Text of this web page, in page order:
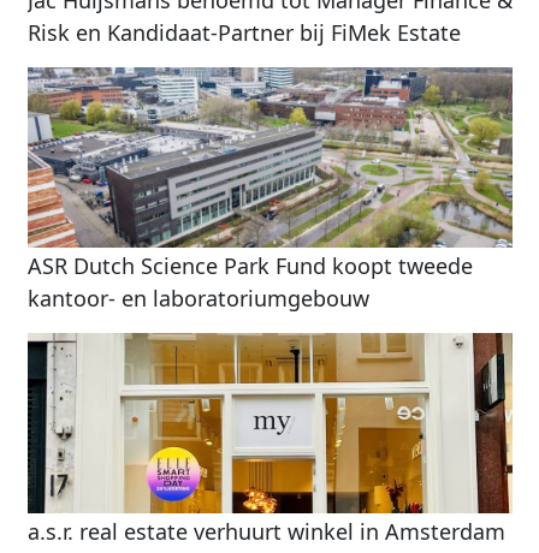
Risk en Kandidaat-Partner bij FiMek Estate
ASR Dutch Science Park Fund koopt tweede
kantoor- en laboratoriumgebouw
a.s.r. real estate verhuurt winkel in Amsterdam